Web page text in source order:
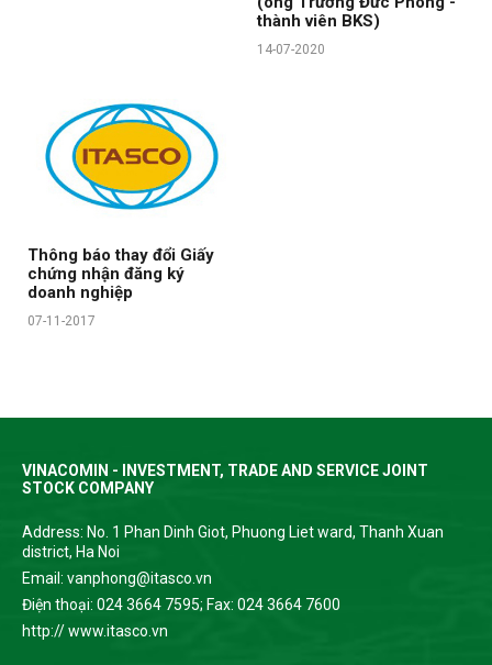
thành viên BKS)
14-07-2020
Thông báo thay đổi Giấy
chứng nhận đăng ký
doanh nghiệp
07-11-2017
VINACOMIN - INVESTMENT, TRADE AND SERVICE JOINT
STOCK COMPANY
Address: No. 1 Phan Dinh Giot, Phuong Liet ward, Thanh Xuan
district, Ha Noi
Email: vanphong@itasco.vn
Điện thoại: 024 3664 7595; Fax: 024 3664 7600
http:// www.itasco.vn